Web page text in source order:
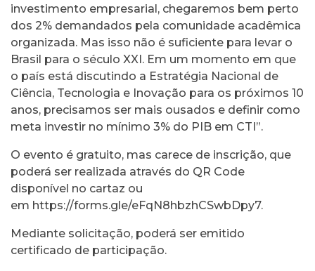
investimento empresarial, chegaremos bem perto
dos 2% demandados pela comunidade acadêmica
organizada. Mas isso não é suficiente para levar o
Brasil para o século XXI. Em um momento em que
o país está discutindo a Estratégia Nacional de
Ciência, Tecnologia e Inovação para os próximos 10
anos, precisamos ser mais ousados e definir como
meta investir no mínimo 3% do PIB em CTI”.
O evento é gratuito, mas carece de inscrição, que
poderá ser realizada através do QR Code
disponível no cartaz ou
em https://forms.gle/eFqN8hbzhCSwbDpy7.
Mediante solicitação, poderá ser emitido
certificado de participação.